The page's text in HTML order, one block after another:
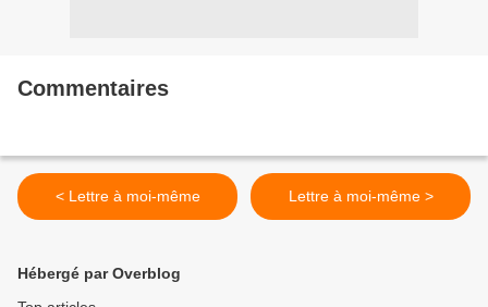
Commentaires
< Lettre à moi-même Lettre à moi-même >
Hébergé par Overblog